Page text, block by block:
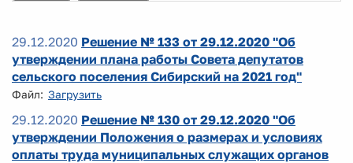
29.12.2020 Решение № 133 от 29.12.2020 "Об
утверждении плана работы Совета депутатов
сельского поселения Сибирский на 2021 год"
Файл: Загрузить
29.12.2020 Решение № 130 от 29.12.2020 "Об
утверждении Положения о размерах и условиях
оплаты труда муниципальных служащих органов